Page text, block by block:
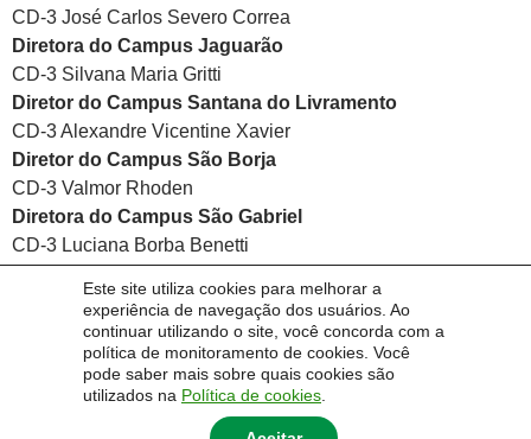
Este site utiliza cookies para melhorar a
experiência de navegação dos usuários. Ao
continuar utilizando o site, você concorda com a
política de monitoramento de cookies. Você
pode saber mais sobre quais cookies são
utilizados na Política de cookies
CD-3 José Carlos Severo Correa
Diretora do Campus Jaguarão
CD-3 Silvana Maria Gritti
Diretor do Campus Santana do Livramento
CD-3 Alexandre Vicentine Xavier
Diretor do Campus São Borja
CD-3 Valmor Rhoden
Diretora do Campus São Gabriel
CD-3 Luciana Borba Benetti
CD-3 Cheila Denise Ottonelli Stopiglia